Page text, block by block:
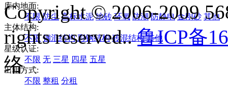
库内地面:
不限 防尘 高标水泥 地砖 环氧 防潮 防静电 金刚砂 其他
主体结构:
不限 钢混结构 彩钢结构 砖混结构 其他
星级认证:
不限 无 三星 四星 五星
出租方式:
不限 整租 分租
Copyright © 2006-2009
rights reserved..鲁ICP备
络